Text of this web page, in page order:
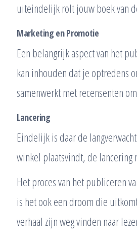
uiteindelijk rolt jouw boek van
Marketing en Promotie
Een belangrijk aspect van het
kan inhouden dat je optredens
samenwerkt met recensenten
Lancering
Eindelijk is daar de
winkel plaatsvindt, de
Het proces van het publiceren
is het ook een droom die
verhaal zijn weg vinden naar